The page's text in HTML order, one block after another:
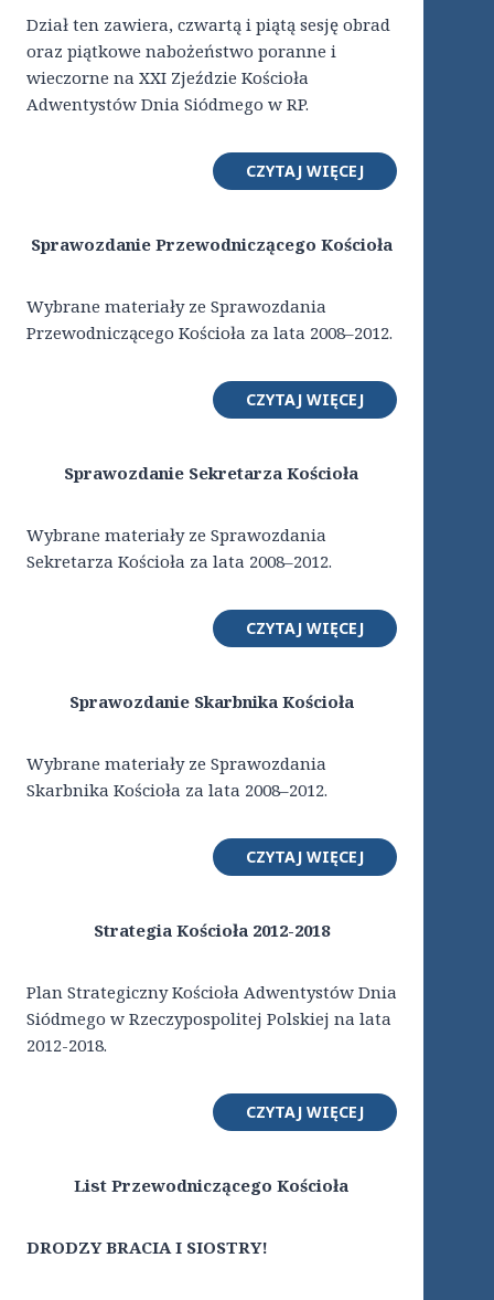
Dział ten zawiera, czwartą i piątą sesję obrad
oraz piątkowe nabożeństwo poranne i
wieczorne na XXI Zjeździe Kościoła
Adwentystów Dnia Siódmego w RP.
CZYTAJ WIĘCEJ
Sprawozdanie Przewodniczącego Kościoła
Wybrane materiały ze Sprawozdania
Przewodniczącego Kościoła za lata 2008–2012.
CZYTAJ WIĘCEJ
Sprawozdanie Sekretarza Kościoła
Wybrane materiały ze Sprawozdania
Sekretarza Kościoła za lata 2008–2012.
CZYTAJ WIĘCEJ
Sprawozdanie Skarbnika Kościoła
Wybrane materiały ze Sprawozdania
Skarbnika Kościoła za lata 2008–2012.
CZYTAJ WIĘCEJ
Strategia Kościoła 2012-2018
Plan Strategiczny Kościoła Adwentystów Dnia
Siódmego w Rzeczypospolitej Polskiej na lata
2012-2018.
CZYTAJ WIĘCEJ
List Przewodniczącego Kościoła
DRODZY BRACIA I SIOSTRY!